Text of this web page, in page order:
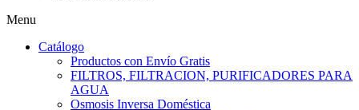
Menu
Catálogo
Productos con Envío Gratis
FILTROS, FILTRACION, PURIFICADORES PARA
AGUA
Osmosis Inversa Doméstica